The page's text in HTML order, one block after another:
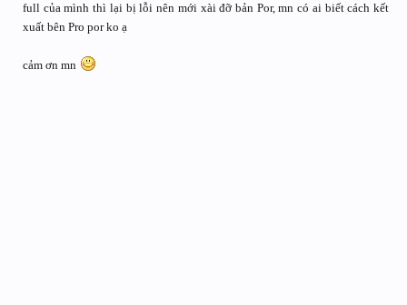
full của mình thì lại bị lỗi nên mới xài đỡ bản Por, mn có ai biết cách kết
xuất bên Pro por ko ạ
cảm ơn mn